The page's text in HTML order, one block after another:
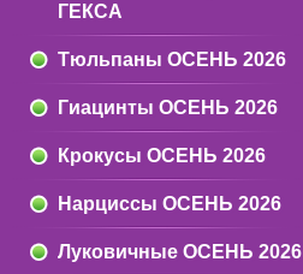
ГЕКСА
Тюльпаны ОСЕНЬ 2026
Гиацинты ОСЕНЬ 2026
Крокусы ОСЕНЬ 2026
Нарциссы ОСЕНЬ 2026
Луковичные ОСЕНЬ 2026